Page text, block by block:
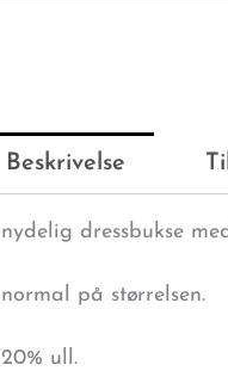
Beskrivelse
nydelig dressbukse
normal på størrelsen.
20% ull.